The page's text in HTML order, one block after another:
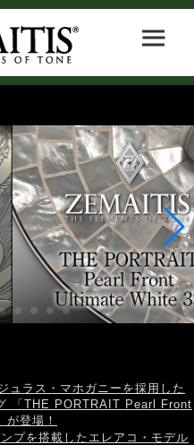
ュラス・マホガニーを採用した
「THE PORTRAIT Pearl Front
登場！
プを搭載したエレアコ・モデル